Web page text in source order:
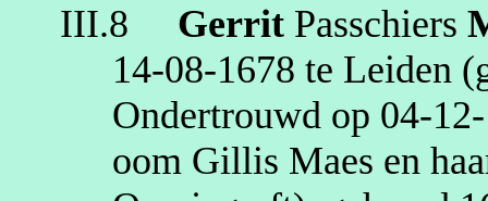
III.8 Gerrit Passchiers
14‑08‑1678 te Leiden
Ondertrouwd op
oom Gillis Maes en